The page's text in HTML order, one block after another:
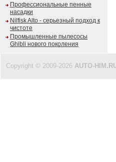
Профессиональные пенные
насадки
Nilfisk Alto - серьезный подход к
чистоте
Промышленные пылесосы
Ghibli нового поколения
Copyright © 2009-2026 AUTO-